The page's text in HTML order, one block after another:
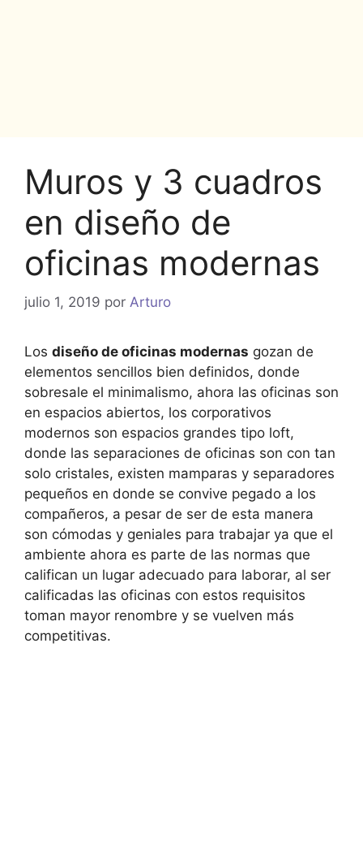
Muros y 3 cuadros
en diseño de
oficinas modernas
julio 1, 2019 por Arturo
Los diseño de oficinas modernas gozan de
elementos sencillos bien definidos, donde
sobresale el minimalismo, ahora las oficinas son
en espacios abiertos, los corporativos
modernos son espacios grandes tipo loft,
donde las separaciones de oficinas son con tan
solo cristales, existen mamparas y separadores
pequeños en donde se convive pegado a los
compañeros, a pesar de ser de esta manera
son cómodas y geniales para trabajar ya que el
ambiente ahora es parte de las normas que
califican un lugar adecuado para laborar, al ser
calificadas las oficinas con estos requisitos
toman mayor renombre y se vuelven más
competitivas.